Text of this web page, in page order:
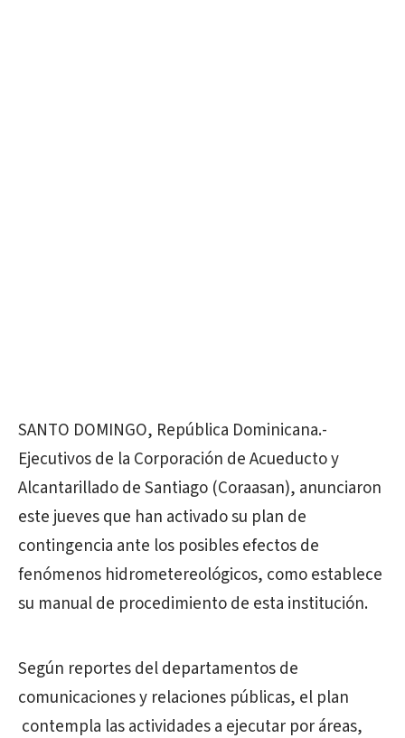
SANTO DOMINGO, República Dominicana.-
Ejecutivos de la Corporación de Acueducto y
Alcantarillado de Santiago (Coraasan), anunciaron
este jueves que han activado su plan de
contingencia ante los posibles efectos de
fenómenos hidrometereológicos, como establece
su manual de procedimiento de esta institución.
Según reportes del departamentos de
comunicaciones y relaciones públicas, el plan
contempla las actividades a ejecutar por áreas,